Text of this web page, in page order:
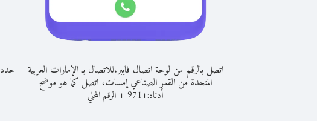
اتصل بالرقم من لوحة اتصال فايبر.للاتصال بـ الإمارات العربية
المتحدة من القمر الصناعي إمسات، اتصل كما هو موضح
أدناه:+
971
+الرقم المحلي